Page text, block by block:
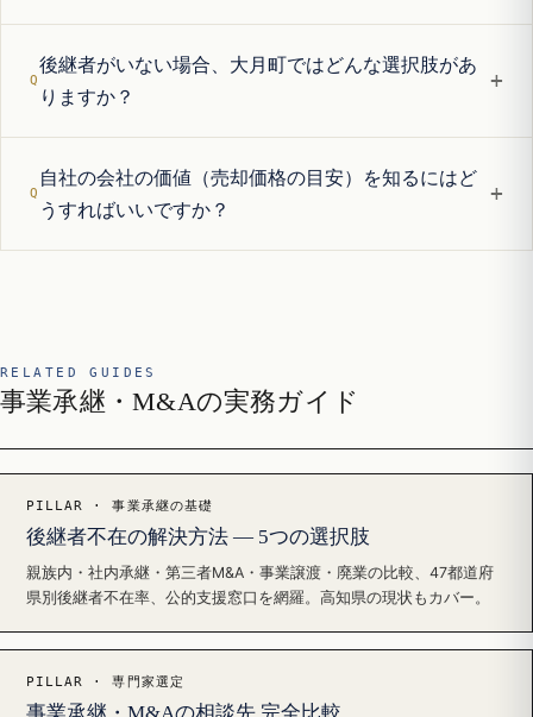
後継者がいない場合、大月町ではどんな選択肢があ
りますか？
+
自社の会社の価値（売却価格の目安）を知るにはど
うすればいいですか？
+
RELATED GUIDES
事業承継・M&Aの実務ガイド
PILLAR · 事業承継の基礎
後継者不在の解決方法 — 5つの選択肢
親族内・社内承継・第三者M&A・事業譲渡・廃業の比較、47都道府
県別後継者不在率、公的支援窓口を網羅。高知県の現状もカバー。
PILLAR · 専門家選定
事業承継・M&Aの相談先 完全比較